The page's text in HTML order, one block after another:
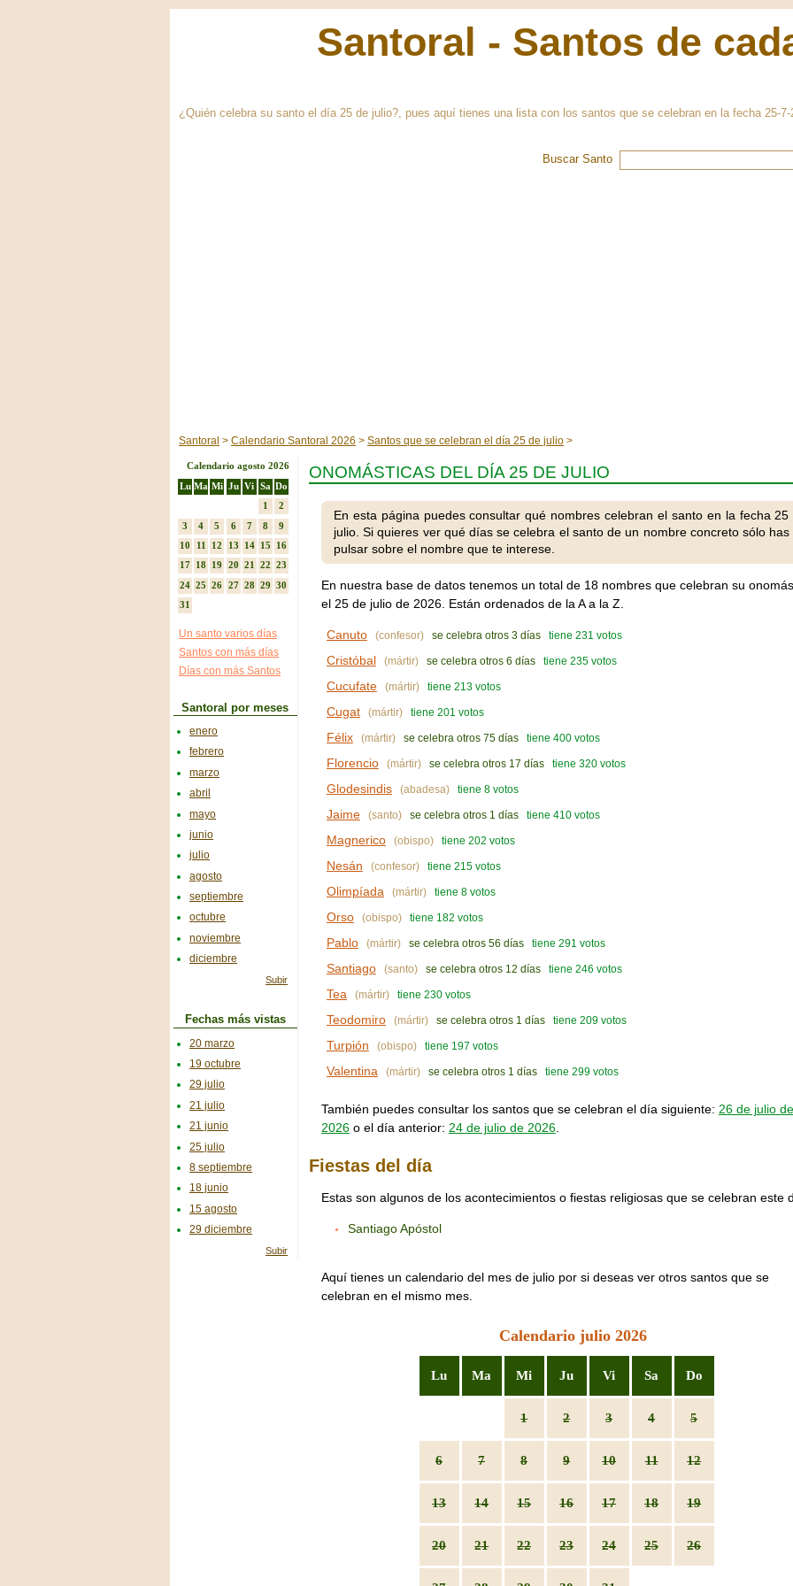
Santoral - Santos de
¿Quién celebra su santo el día 25 de julio?, pues aquí tienes una lista con los santos que se celebran en la fecha 25-7-
Buscar Santo
Santoral Calendario Santoral 2026 Santos que se celebran el día 25 de julio
ONOMÁSTICAS DEL DÍA 25 DE JULIO
En esta página puedes consultar qué nombres celebran el santo en la fecha 25
julio. Si quieres ver qué días se celebra el santo de un nombre concreto sólo has
pulsar sobre el nombre que te interese.
En nuestra base de datos tenemos un total de 18 nombres que celebran su
el 25 de julio de 2026. Están ordenados de la A a la Z.
Canuto (confesor) se celebra otros 3 días tiene 231 votos
Cristóbal (mártir) se celebra otros 6 días tiene 235 votos
Cucufate (mártir) tiene 213 votos
Cugat (mártir) tiene 201 votos
Félix (mártir) se celebra otros 75 días tiene 400 votos
Florencio (mártir) se celebra otros 17 días tiene 320 votos
Glodesindis (abadesa) tiene 8 votos
Jaime (santo) se celebra otros 1 días tiene 410 votos
Magnerico (obispo) tiene 202 votos
Nesán (confesor) tiene 215 votos
Olimpíada (mártir) tiene 8 votos
Orso (obispo) tiene 182 votos
Pablo (mártir) se celebra otros 56 días tiene 291 votos
Santiago (santo) se celebra otros 12 días tiene 246 votos
Tea (mártir) tiene 230 votos
Teodomiro (mártir) se celebra otros 1 días tiene 209 votos
Turpión (obispo) tiene 197 votos
Valentina (mártir) se celebra otros 1 días tiene 299 votos
También puedes consultar los santos que se celebran el día siguiente: 26 de julio de
2026o el día anterior: 24 de julio de 2026.
Fiestas del día
Estas son algunos de los acontecimientos o fiestas religiosas que se celebran este
Santiago Apóstol
Aquí tienes un calendario del mes de julio por si deseas ver otros santos que se
celebran en el mismo mes.
Calendario julio 2026
Lu Ma Mi Ju Vi Sa Do
1 2 3 4 5
6 7 8 9 10 11 12
13 14 15 16 17 18 19
20 21 22 23 24 25 26
Calendario agosto 2026
Lu Ma Mi Ju Vi Sa Do
1
2
3
4 5 6 7 8
9
10
11 12 13 14 15
16
17 18 19 20 21 22
23
24 25 26 27 28 29
30
31
Un santo varios días
Santos con más días
Días con más Santos
Santoral por meses
enero
febrero
marzo
abril
mayo
junio
julio
agosto
septiembre
octubre
noviembre
diciembre
Subir
Fechas más vistas
20 marzo
19 octubre
29 julio
21 julio
21 junio
25 julio
8 septiembre
18 junio
15 agosto
29 diciembre
Subir